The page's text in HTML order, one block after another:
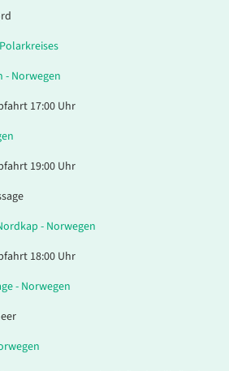
- Norwegen
17:00 Uhr
19:00 Uhr
- Norwegen
18:00 Uhr
- Norwegen